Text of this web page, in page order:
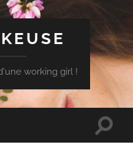
working girl !
Toggle